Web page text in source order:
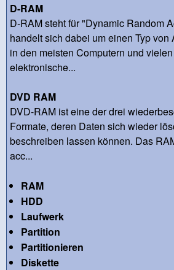
D-RAM
D-RAM steht für "Dynamic Random
handelt sich dabei um einen Typ von
in den meisten Computern und
elektronische...
DVD RAM
DVD-RAM ist eine der drei
Formate, deren Daten sich wieder
beschreiben lassen können. Das
acc...
RAM
HDD
Laufwerk
Partition
Partitionieren
Diskette